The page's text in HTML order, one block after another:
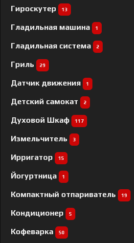
Гироскутер 13
Гладильная машина 1
Гладильная система 2
Гриль 29
Датчик движения 1
Детский самокат 2
Духовой Шкаф 117
Измельчитель 3
Ирригатор 15
Йогуртница 1
Компактный отпариватель 19
Кондиционер 5
Кофеварка 50